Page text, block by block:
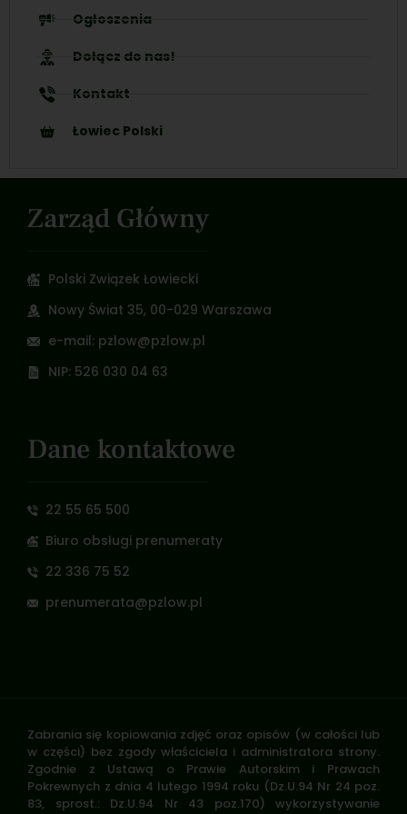
Ogłoszenia
Dołącz do nas!
Kontakt
Łowiec Polski
Zarząd Główny
Polski Związek Łowiecki
Nowy Świat 35, 00-029 Warszawa
e-mail: pzlow@pzlow.pl
NIP: 526 030 04 63
Dane kontaktowe
22 55 65 500
Biuro obsługi prenumeraty
22 336 75 52
prenumerata@pzlow.pl
Zabrania się kopiowania zdjęć oraz opisów (w całości lub
w części) bez zgody właściciela i administratora strony.
Zgodnie z Ustawą o Prawie Autorskim i Prawach
Pokrewnych z dnia 4 lutego 1994 roku (Dz.U.94 Nr 24 poz.
83, sprost.: Dz.U.94 Nr 43 poz.170) wykorzystywanie